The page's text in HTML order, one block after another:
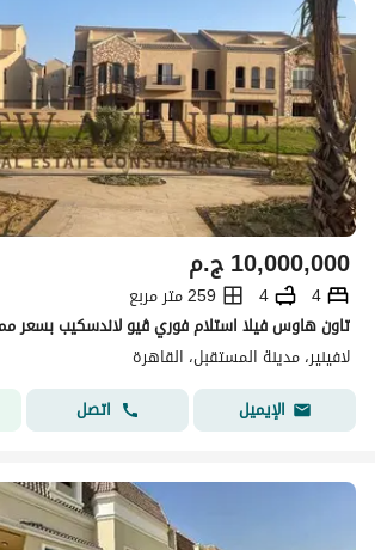
ج.م10,000,000
4
4
259 متر مربع
لافينير، مدينة المستقبل، القاهرة
الإيميل
اتصل